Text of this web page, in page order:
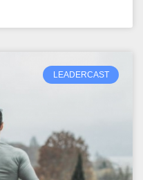
LEADERCAST